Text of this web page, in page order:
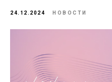
24.12.2024 НОВОСТИ